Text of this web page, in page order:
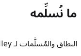
ما نُسلِّمه
النطاق والمُسلَّمات لـ 6Valley